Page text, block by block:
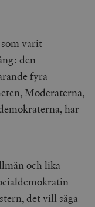
varit
den
fyra
Moderaterna,
har
och lika
det vill säga